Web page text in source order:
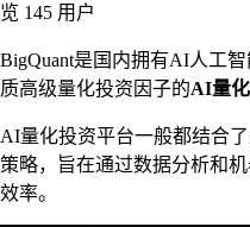
览 145 用户
BigQuant是国内拥有AI人工
质高级量化投资因子的AI量化
AI量化投资平台一般都结合
策略，旨在通过数据分析和
效率。